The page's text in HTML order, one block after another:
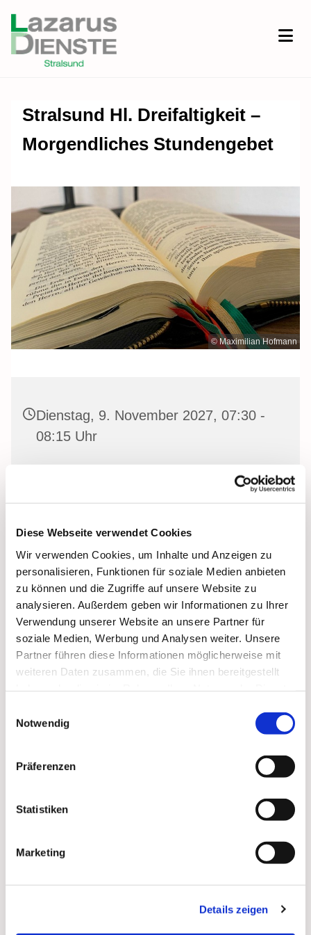
Diese Webseite verwendet Cookies
Wir verwenden Cookies, um Inhalte und Anzeigen zu
personalisieren, Funktionen für soziale Medien anbieten
zu können und die Zugriffe auf unsere Website zu
analysieren. Außerdem geben wir Informationen zu Ihrer
Verwendung unserer Website an unsere Partner für
soziale Medien, Werbung und Analysen weiter. Unsere
Partner führen diese Informationen möglicherweise mit
weiteren Daten zusammen, die Sie ihnen bereitgestellt
Notwendig
Präferenzen
Statistiken
Marketing
Details zeigen
Stralsund Hl. Dreifaltigkeit –
Morgendliches Stundengebet
© Maximilian Hofmann
Dienstag, 9. November 2027, 07:30 -
08:15 Uhr
Heilige Dreifaltigkeit Kirche, Stralsund,
Gemeinsam beten wir dasInvitatorium, die
Lesehoreund dieLaudes. Dazu hören wir das
Tagesevangelium und verbleiben in 15 Minuten stiller
Meditation.
Mitbeten empfehlen wir stundengebet.de
iOS